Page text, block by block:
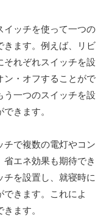
イッチを使って一つの
きます。例えば、リビ
それぞれスイッチを設
ン・オフすることがで
う一つのスイッチを設
きます。
チで複数の電灯やコン
エネ効果も期待でき
チを設置し、就寝時に
きます。これによ
ます。